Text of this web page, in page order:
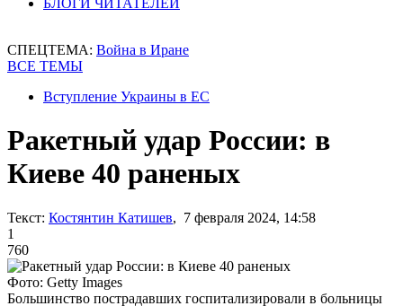
БЛОГИ ЧИТАТЕЛЕЙ
СПЕЦТЕМА: Война в Иране
ВСЕ ТЕМЫ
Вступление Украины в ЕС
Ракетный удар России: в
Киеве 40 раненых
Текст: Костянтин Катишев, 7 февраля 2024, 14:58
1
760
Фото: Getty Images
Большинство пострадавших госпитализировали в больницы